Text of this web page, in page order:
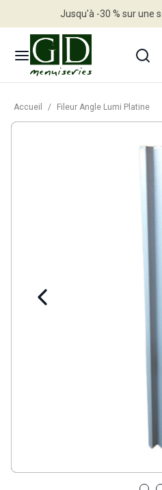
Jusqu'à -30 % sur une
Accueil / Fileur Angle Lumi Platine